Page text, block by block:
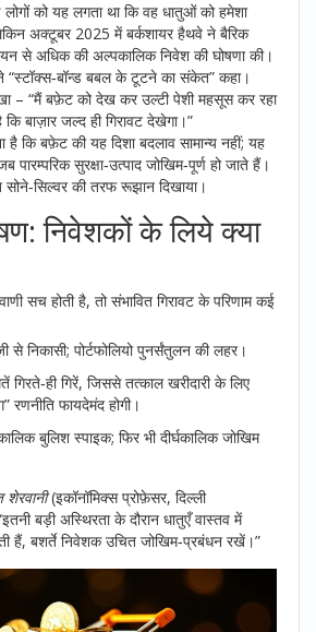
को यह लगता था कि वह धातुओं को हमेशा
अक्टूबर 2025 मेंबर्कशायर हैथवे ने बैरिक
से अधिक की अल्पकालिक निवेश की घोषणा की।
“स्टॉक्स‑बॉन्ड बबल के टूटने का संकेत” कहा।
– “मैं बफ़ेट को देख कर उल्टी पेशी महसूस कर रहा
बाज़ार जल्द ही गिरावट देखेगा।”
है कि बफ़ेट की यह दिशा बदलाव सामान्य नहीं; यह
सुरक्षा‑उत्पाद जोखिम‑पूर्ण हो जाते हैं।
की तरफ रूझान दिखाया।
निवेशकों के लिये क्या
सच होती है, तो संभावित गिरावट के परिणाम कई
से निकासी; पोर्टफोलियो पुनर्संतुलन की लहर।
गिरते‑ही गिरें, जिससे तत्काल खरीदारी के लिए
रणनीति फायदेमंद होगी।
बुलिश स्पाइक; फिर भी दीर्घकालिक जोखिम
शेरवानी(इकॉनॉमिक्स प्रोफ़ेसर, दिल्ली
बड़ी अस्थिरता के दौरान धातुएँ वास्तव में
हैं, बशर्ते निवेशक उचित जोखिम‑प्रबंधन रखें।”